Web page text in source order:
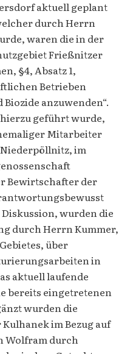
aktuell geplant
durch Herrn
waren die in der
Frießnitzer
§4, Absatz 1,
Betrieben
anzuwenden“.
geführt wurde,
Mitarbeiter
im
Bewirtschafter der
wurden die
durch Herrn Kummer,
über
in
aktuell laufende
bereits eingetretenen
wurden die
im Bezug auf
Wolfram durch